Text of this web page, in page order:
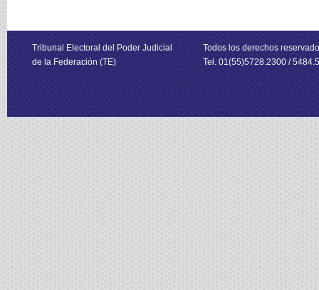
Tribunal Electoral del Poder Judicial
de la Federación (TE)
Todos los derechos
Tel. 01(55)5728.2300 /